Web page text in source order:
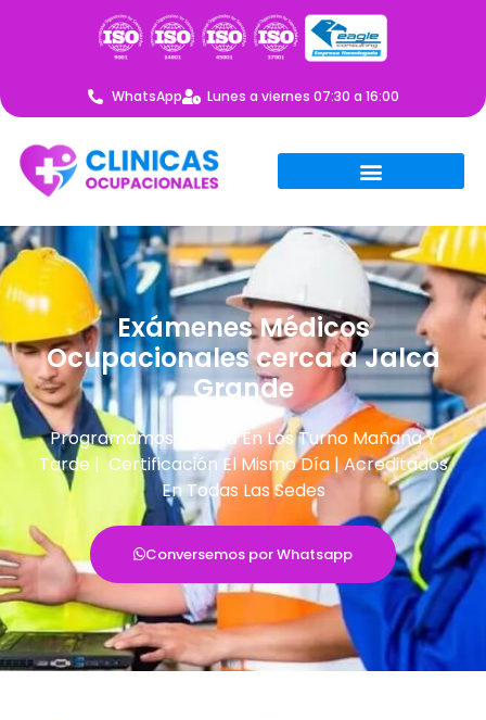
WhatsApp Lunes a viernes 07:30 a 16:00
Exámenes Médicos
Ocupacionales cerca a Jalca
Grande
Programamos Tu Cita En Los Turno Mañana Y
Tarde | Certificación El Mismo Día | Acreditados
En Todas Las Sedes
Conversemos por Whatsapp